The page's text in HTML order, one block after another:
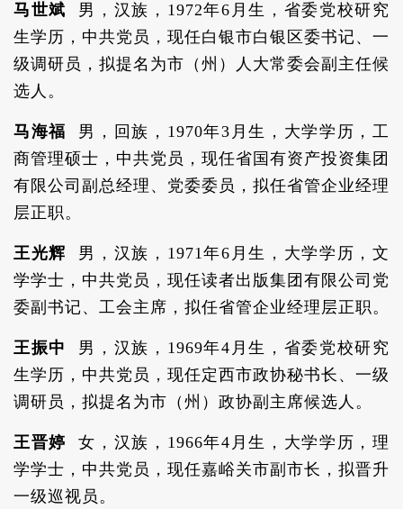
马世斌
男，汉族，1972年6月生，省委党校研究
生学历，中共党员，现任白银市白银区委书记、一
级调研员，拟提名为市（州）人大常委会副主任候
选人。
马海福 男，回族，1970年3月生，大学学历，工
商管理硕士，中共党员，现任省国有资产投资集团
有限公司副总经理、党委委员，拟任省管企业经理
层正职。
王光辉 男，汉族，1971年6月生，大学学历，文
学学士，中共党员，现任读者出版集团有限公司党
委副书记、工会主席，拟任省管企业经理层正职。
王振中
男，汉族，1969年4月生，省委党校研究
生学历，中共党员，现任定西市政协秘书长、一级
调研员，拟提名为市（州）政协副主席候选人。
王晋婷
女，汉族，1966年4月生，大学学历，理
学学士，中共党员，现任嘉峪关市副市长，拟晋升
一级巡视员。